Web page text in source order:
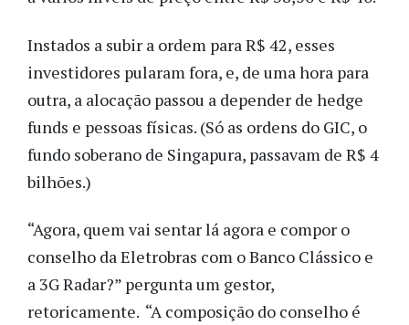
Instados a subir a ordem para R$ 42, esses
investidores pularam fora, e, de uma hora para
outra, a alocação passou a depender de hedge
funds e pessoas físicas. (Só as ordens do GIC, o
fundo soberano de Singapura, passavam de R$ 4
bilhões.)
“Agora, quem vai sentar lá agora e compor o
conselho da Eletrobras com o Banco Clássico e
a 3G Radar?” pergunta um gestor,
retoricamente. “A composição do conselho é